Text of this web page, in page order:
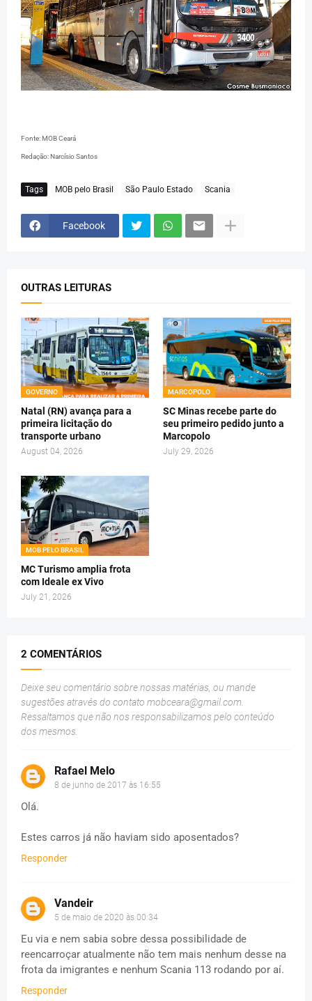
Fonte: MOB Ceará
Redação: Narcísio Santos
Tags MOB pelo Brasil São Paulo Estado Scania
Facebook
OUTRAS LEITURAS
GOVERNO
Natal (RN) avança para a
primeira licitação do
transporte urbano
August 04, 2026
MARCOPOLO
SC Minas recebe parte do
seu primeiro pedido junto a
Marcopolo
July 29, 2026
MOB PELO BRASIL
MC Turismo amplia frota
com Ideale ex Vivo
July 21, 2026
2 COMENTÁRIOS
Deixe seu comentário sobre nossas matérias, ou mande
sugestões através do contato mobceara@gmail.com.
Ressaltamos que não nos responsabilizamos pelo conteúdo
dos mesmos.
Rafael Melo
8 de junho de 2017 às 16:55
Olá.
Estes carros já não haviam sido aposentados?
Responder
Vandeir
5 de maio de 2020 às 00:34
Eu via e nem sabia sobre dessa possibilidade de
reencarroçar atualmente não tem mais nenhum desse na
frota da imigrantes e nenhum Scania 113 rodando por aí.
Responder